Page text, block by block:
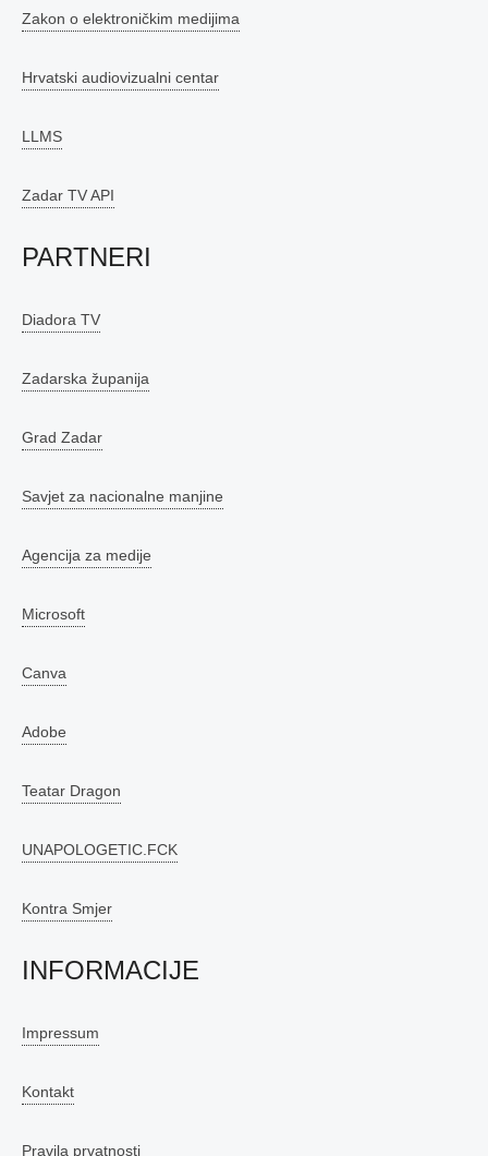
Zakon o elektroničkim medijima
Hrvatski audiovizualni centar
LLMS
Zadar TV API
PARTNERI
Diadora TV
Zadarska županija
Grad Zadar
Savjet za nacionalne manjine
Agencija za medije
Microsoft
Canva
Adobe
Teatar Dragon
UNAPOLOGETIC.FCK
Kontra Smjer
INFORMACIJE
Impressum
Kontakt
Pravila prvatnosti